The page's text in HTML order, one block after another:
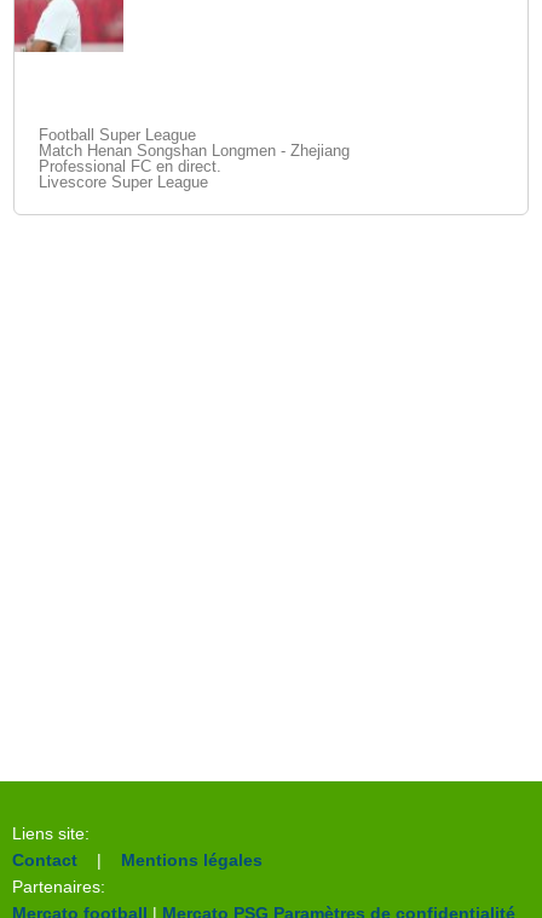
Football Super League
Match Henan Songshan Longmen - Zhejiang
Professional FC en direct.
Livescore Super League
Liens site:
Contact | Mentions légales
Partenaires:
Mercato football | Mercato PSG Paramètres de confidentialité